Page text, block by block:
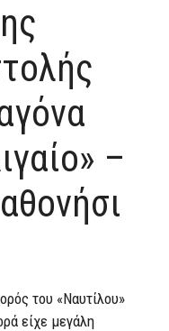
–
του «Ναυτίλου»
είχε μεγάλη